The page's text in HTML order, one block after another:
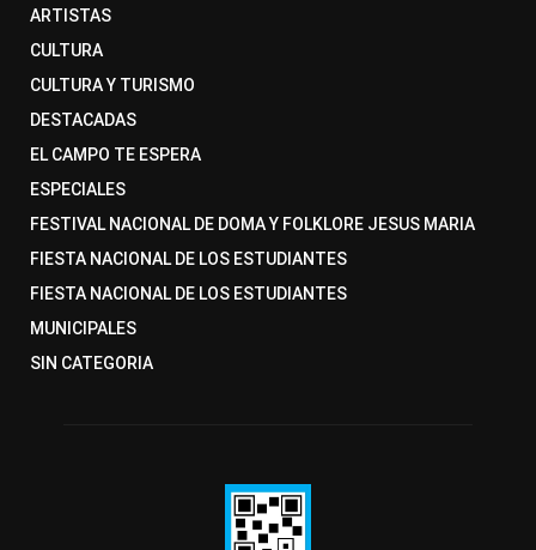
ARTISTAS
CULTURA
CULTURA Y TURISMO
DESTACADAS
EL CAMPO TE ESPERA
ESPECIALES
FESTIVAL NACIONAL DE DOMA Y FOLKLORE JESUS MARIA
FIESTA NACIONAL DE LOS ESTUDIANTES
FIESTA NACIONAL DE LOS ESTUDIANTES
MUNICIPALES
SIN CATEGORIA